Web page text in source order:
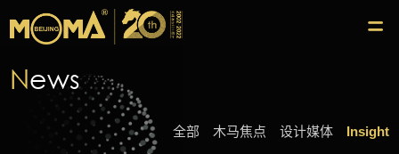
News
全部 木马焦点 设计媒体 Insight